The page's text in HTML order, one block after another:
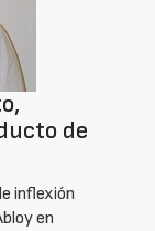
de
inflexión
en